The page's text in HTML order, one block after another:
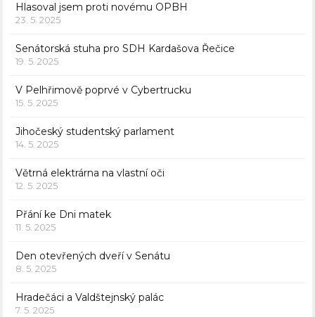
Hlasoval jsem proti novému OPBH
23. 5. 2025
Senátorská stuha pro SDH Kardašova Řečice
19. 5. 2025
V Pelhřimově poprvé v Cybertrucku
15. 5. 2025
Jihočeský studentský parlament
14. 5. 2025
Větrná elektrárna na vlastní oči
12. 5. 2025
Přání ke Dni matek
11. 5. 2025
Den otevřených dveří v Senátu
8. 5. 2025
Hradečáci a Valdštejnský palác
7. 5. 2025